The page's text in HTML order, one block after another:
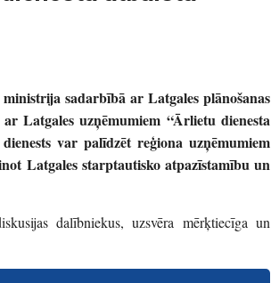
sadarbībā ar Latgales plānošanas
Latgales uzņēmumiem “Ārlietu dienesta
var palīdzēt reģiona uzņēmumiem
Latgales starptautisko atpazīstamību un
dalībniekus, uzsvēra mērķtiecīga un